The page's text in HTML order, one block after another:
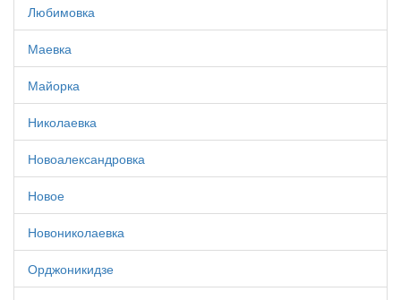
Любимовка
Маевка
Майорка
Николаевка
Новоалександровка
Новое
Новониколаевка
Орджоникидзе